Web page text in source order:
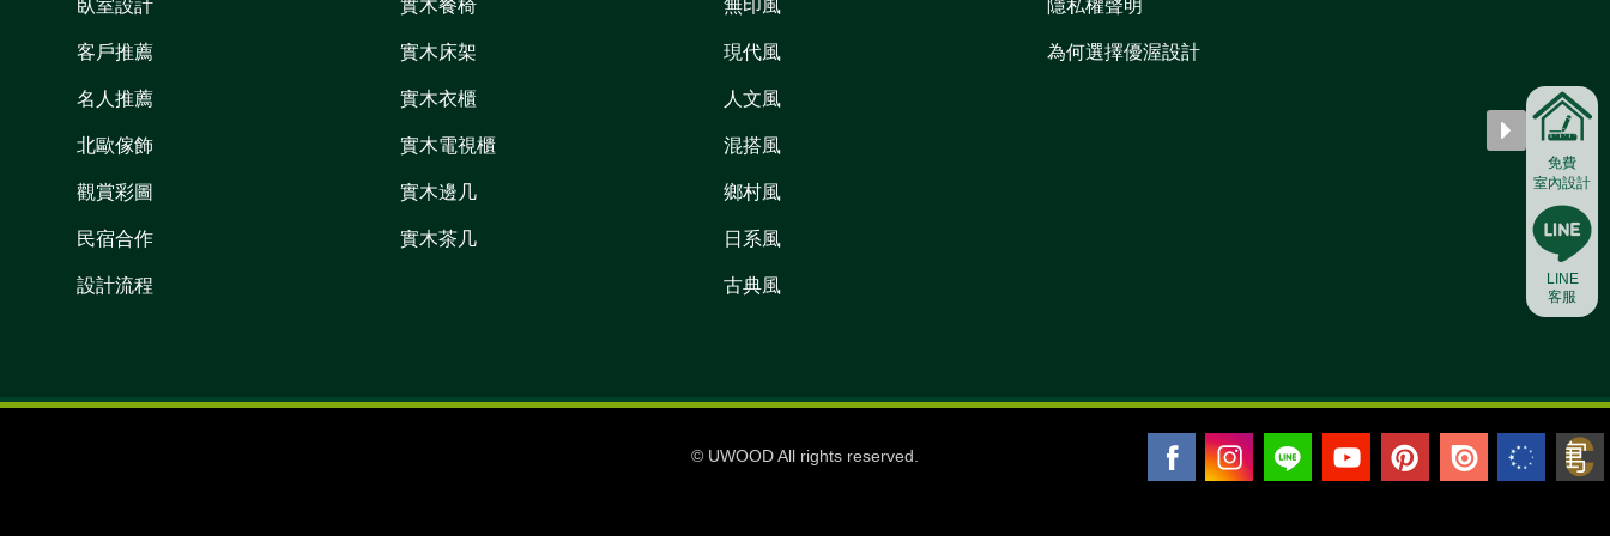
免費
室內設計
LINE
客服
臥室設計
客戶推薦
名人推薦
北歐傢飾
觀賞彩圖
民宿合作
設計流程
實木餐椅
實木床架
實木衣櫃
實木電視櫃
實木邊几
實木茶几
無印風
現代風
人文風
混搭風
鄉村風
日系風
古典風
隱私權聲明
為何選擇優渥設計
© UWOOD All rights reserved.